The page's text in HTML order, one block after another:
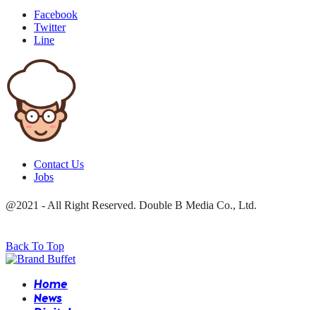
Facebook
Twitter
Line
Contact Us
Jobs
@2021 - All Right Reserved. Double B Media Co., Ltd.
Back To Top
Home
News